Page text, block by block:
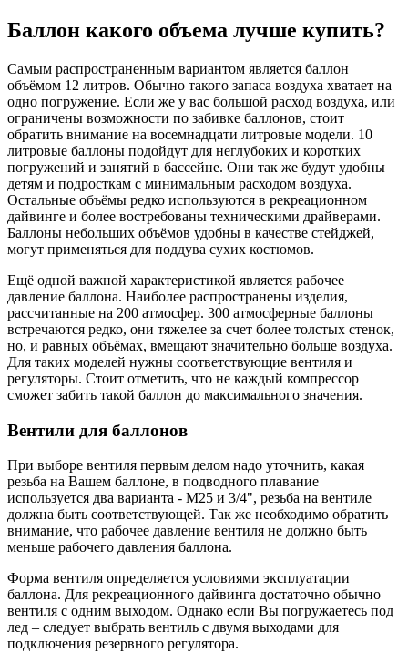
Баллон какого объема лучше купить?
Самым распространенным вариантом является баллон
объёмом 12 литров. Обычно такого запаса воздуха хватает на
одно погружение. Если же у вас большой расход воздуха, или
ограничены возможности по забивке баллонов, стоит
обратить внимание на восемнадцати литровые модели. 10
литровые баллоны подойдут для неглубоких и коротких
погружений и занятий в бассейне. Они так же будут удобны
детям и подросткам с минимальным расходом воздуха.
Остальные объёмы редко используются в рекреационном
дайвинге и более востребованы техническими драйверами.
Баллоны небольших объёмов удобны в качестве стейджей,
могут применяться для поддува сухих костюмов.
Ещё одной важной характеристикой является рабочее
давление баллона. Наиболее распространены изделия,
рассчитанные на 200 атмосфер. 300 атмосферные баллоны
встречаются редко, они тяжелее за счет более толстых стенок,
но, и равных объёмах, вмещают значительно больше воздуха.
Для таких моделей нужны соответствующие вентиля и
регуляторы. Стоит отметить, что не каждый компрессор
сможет забить такой баллон до максимального значения.
Вентили для баллонов
При выборе вентиля первым делом надо уточнить, какая
резьба на Вашем баллоне, в подводного плавание
используется два варианта - M25 и 3/4", резьба на вентиле
должна быть соответствующей. Так же необходимо обратить
внимание, что рабочее давление вентиля не должно быть
меньше рабочего давления баллона.
Форма вентиля определяется условиями эксплуатации
баллона. Для рекреационного дайвинга достаточно обычно
вентиля с одним выходом. Однако если Вы погружаетесь под
лед – следует выбрать вентиль с двумя выходами для
подключения резервного регулятора.